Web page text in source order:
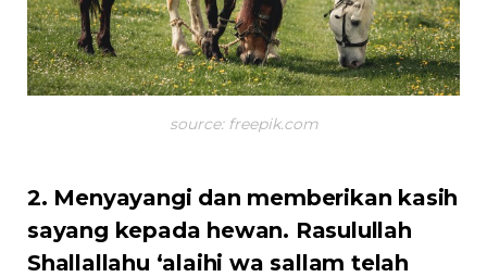
source: freepik.com
2. Menyayangi dan memberikan kasih
sayang kepada hewan. Rasulullah
Shallallahu ‘alaihi wa sallam telah